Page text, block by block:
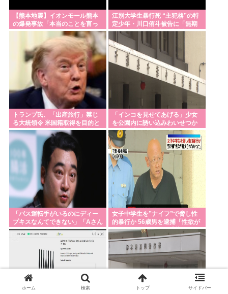
【熊本地震】イオンモール熊本
の爆発事故「本当のことを言っ
てほしいですね。隠さずに」遺
江別大学生暴行死 “主犯格”の特
定少年・川口侑斗被告に「無期
懲役」の判決 当時17歳少年に
「懲役30年」の判決
トランプ氏、「出産旅行」禁じ
る大統領令 米国籍取得を目的と
した中国人らの渡米を問題視
「インコを見せてあげる」少女
を公園内に誘い込みわいせつか
男を逮捕。小学生2人に見せて触
らせる
「バス運転手がいるのにディー
プキスなんてできない」「Aさん
の供述には矛盾点」元ジャンポ
ケ斉藤慎二側が主張した「同意
女子中学生を”ナイフ”で脅し性
的暴行か 56歳男を逮捕「性欲が
抑えきれなかった」 千葉
ホーム 検索 トップ サイドバー